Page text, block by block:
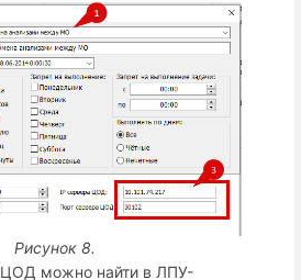
Рисунок 8.
можно найти в ЛПУ-